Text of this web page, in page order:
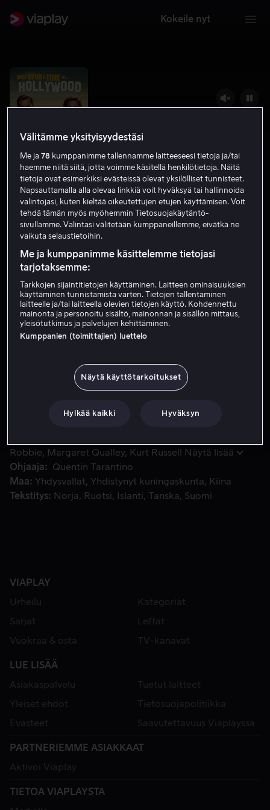
Kokeile nyt
Once Upon a Time... in Hollywood
7.6 Draama Komedia
UHD
Tilaa nyt
Katso traileri
stuntmiehensä koittavat navigoida muuttuvassa
Hollywoodissa. Vuosi on 1969, kulta-aika on pian ohitse
Robbie
Margaret Qualley Kurt Russell
Näytä lisää
Ohjaaja
Quentin Tarantino
Maa
Yhdysvallat Yhdistynyt kuningaskunta
Kiina
Tekstitys
Norja Ruotsi Islanti Tanska Suomi
VIAPLAY
Urheilu
Kategoriat
Sarjat
Leffat
Vuokraa & osta
TV-kanavat
LUE LISÄÄ
Asiakaspalvelu
Tuetut laitteet
Yleiset ehdot
Tietosuojapolitiikka
Evästeet
Saavutettavuus Viaplayssa
PARTNERIEMME ASIAKKAAT
Aktivoi Viaplay
TIETOA VIAPLAYSTA
Välitämme yksityisyydestäsi
Me ja78 kumppanimme tallennamme laitteeseesi tietoja ja/tai
haemme niitä siitä, jotta voimme käsitellä henkilötietoja. Näitä
tietoja ovat esimerkiksi evästeissä olevat yksilölliset tunnisteet.
Napsauttamalla alla olevaa linkkiä voit hyväksyä tai hallinnoida
valintojasi, kuten kieltää oikeutettujen etujen käyttämisen. Voit
tehdä tämän myös myöhemmin Tietosuojakäytäntö-
sivullamme. Valintasi välitetään kumppaneillemme, eivätkä ne
vaikuta selaustietoihin.
Me ja kumppanimme käsittelemme tietojasi
tarjotaksemme:
Tarkkojen sijaintitietojen käyttäminen. Laitteen ominaisuuksien
käyttäminen tunnistamista varten. Tietojen tallentaminen
laitteelle ja/tai laitteella olevien tietojen käyttö. Kohdennettu
mainonta ja personoitu sisältö, mainonnan ja sisällön mittaus,
yleisötutkimus ja palvelujen kehittäminen.
Kumppanien (toimittajien) luettelo
Näytä käyttötarkoitukset
Hylkää kaikki Hyväksyn